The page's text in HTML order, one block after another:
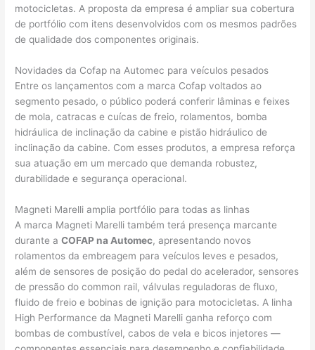
motocicletas. A proposta da empresa é ampliar sua cobertura
de portfólio com itens desenvolvidos com os mesmos padrões
de qualidade dos componentes originais.
Novidades da Cofap na Automec para veículos pesados
Entre os lançamentos com a marca Cofap voltados ao
segmento pesado, o público poderá conferir lâminas e feixes
de mola, catracas e cuícas de freio, rolamentos, bomba
hidráulica de inclinação da cabine e pistão hidráulico de
inclinação da cabine. Com esses produtos, a empresa reforça
sua atuação em um mercado que demanda robustez,
durabilidade e segurança operacional.
Magneti Marelli amplia portfólio para todas as linhas
A marca Magneti Marelli também terá presença marcante
durante aCOFAP na Automec, apresentando novos
rolamentos da embreagem para veículos leves e pesados,
além de sensores de posição do pedal do acelerador, sensores
de pressão do common rail, válvulas reguladoras de fluxo,
fluido de freio e bobinas de ignição para motocicletas. A linha
High Performance da Magneti Marelli ganha reforço com
bombas de combustível, cabos de vela e bicos injetores —